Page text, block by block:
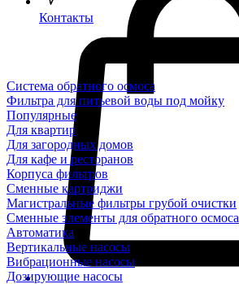
Контакты
Система обратного осмоса
Фильтра для питьевой воды под мойку
Популярные
Для квартир
Для загородных домов
Для кафе и ресторанов
Корпуса фильтров
Сменные картриджи
Магистральные фильтры грубой очистки
Сменные элементы для обратного осмоса
Автоматика
Вертикальные насосы
Вибрационные насосы
Дозирующие насосы